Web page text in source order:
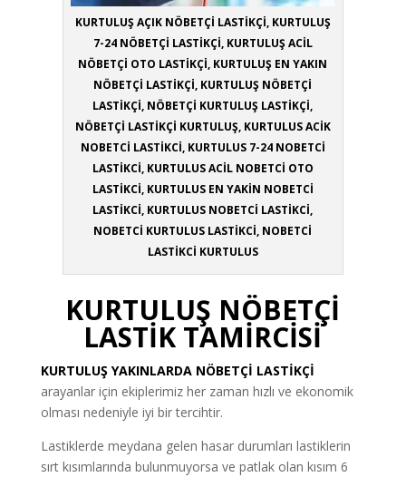
KURTULUŞ AÇIK NÖBETÇİ LASTİKÇİ, KURTULUŞ
7-24 NÖBETÇİ LASTİKÇİ, KURTULUŞ ACİL
NÖBETÇİ OTO LASTİKÇİ, KURTULUŞ EN YAKIN
NÖBETÇİ LASTİKÇİ, KURTULUŞ NÖBETÇİ
LASTİKÇİ, NÖBETÇİ KURTULUŞ LASTİKÇİ,
NÖBETÇİ LASTİKÇİ KURTULUŞ, KURTULUS ACİK
NOBETCİ LASTİKCİ, KURTULUS 7-24 NOBETCİ
LASTİKCİ, KURTULUS ACİL NOBETCİ OTO
LASTİKCİ, KURTULUS EN YAKİN NOBETCİ
LASTİKCİ, KURTULUS NOBETCİ LASTİKCİ,
NOBETCİ KURTULUS LASTİKCİ, NOBETCİ
LASTİKCİ KURTULUS
KURTULUŞ NÖBETÇİ
LASTİK TAMİRCİSİ
KURTULUŞ YAKINLARDA NÖBETÇİ LASTİKÇİ
arayanlar için ekiplerimiz her zaman hızlı ve ekonomik
olması nedeniyle iyi bir tercihtir.
Lastiklerde meydana gelen hasar durumları lastiklerin
sırt kısımlarında bulunmuyorsa ve patlak olan kısım 6